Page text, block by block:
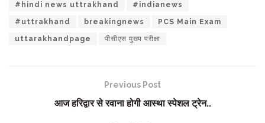
#hindi news uttrakhand #indianews
#uttrakhand breakingnews PCS Main Exam
uttarakhandpage पीसीएस मुख्य परीक्षा
Previous Post
आज हरिद्वार से रवाना होगी आस्था स्पेशल ट्रेन..